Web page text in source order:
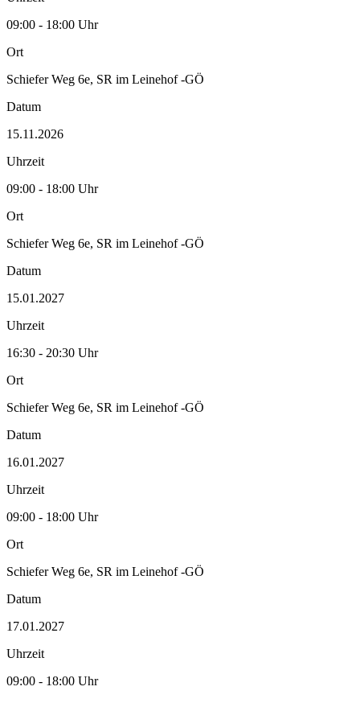
09:00 - 18:00 Uhr
Ort
Schiefer Weg 6e, SR im Leinehof -GÖ
Datum
15.11.2026
Uhrzeit
09:00 - 18:00 Uhr
Ort
Schiefer Weg 6e, SR im Leinehof -GÖ
Datum
15.01.2027
Uhrzeit
16:30 - 20:30 Uhr
Ort
Schiefer Weg 6e, SR im Leinehof -GÖ
Datum
16.01.2027
Uhrzeit
09:00 - 18:00 Uhr
Ort
Schiefer Weg 6e, SR im Leinehof -GÖ
Datum
17.01.2027
Uhrzeit
09:00 - 18:00 Uhr